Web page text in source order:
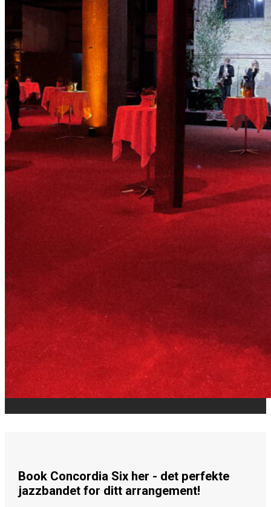
Book Concordia Six her - det perfekte
jazzbandet for ditt arrangement!